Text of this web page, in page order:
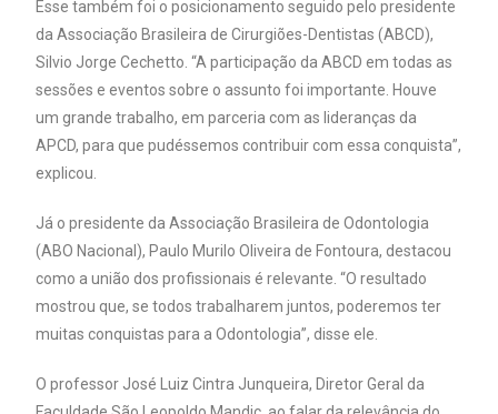
Esse também foi o posicionamento seguido pelo presidente
da Associação Brasileira de Cirurgiões-Dentistas (ABCD),
Silvio Jorge Cechetto. “A participação da ABCD em todas as
sessões e eventos sobre o assunto foi importante. Houve
um grande trabalho, em parceria com as lideranças da
APCD, para que pudéssemos contribuir com essa conquista”,
explicou.
Já o presidente da Associação Brasileira de Odontologia
(ABO Nacional), Paulo Murilo Oliveira de Fontoura, destacou
como a união dos profissionais é relevante. “O resultado
mostrou que, se todos trabalharem juntos, poderemos ter
muitas conquistas para a Odontologia”, disse ele.
O professor José Luiz Cintra Junqueira, Diretor Geral da